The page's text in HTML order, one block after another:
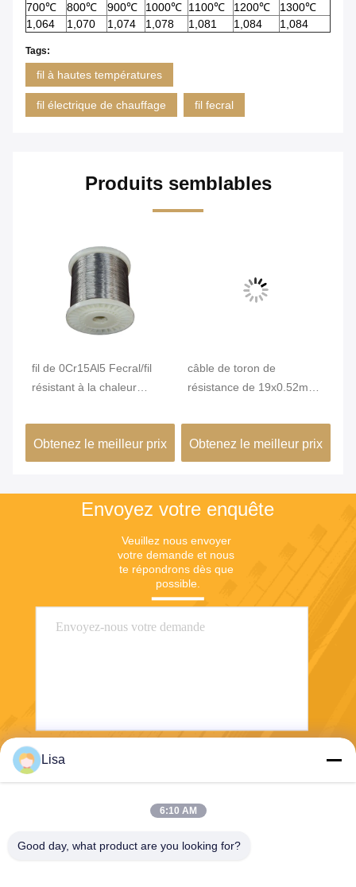
700℃
800℃ 900℃ 1000℃ 1100℃ 1200℃
1300℃
1,064
1,070 1,074 1,078 1,081 1,084 1,084
Tags:
fil à hautes températures
fil électrique de chauffage fil fecral
Produits semblables
fil de 0Cr15Al5 Fecral/fil
résistant à la chaleur
Obtenez le meilleur prix
câble de toron de
résistance de 19x0.52mm
éléments de chauffe
Obtenez le meilleur prix
Envoyez votre enquête
Veuillez nous envoyer
votre demande et nous
te répondrons dès que
possible.
Lisa
6:10 AM
Good day, what product are you looking for?